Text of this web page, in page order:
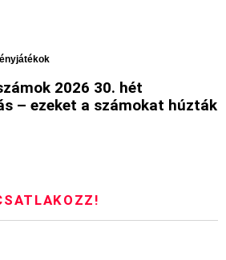
2026 30. hét
– ezeket a számokat húzták